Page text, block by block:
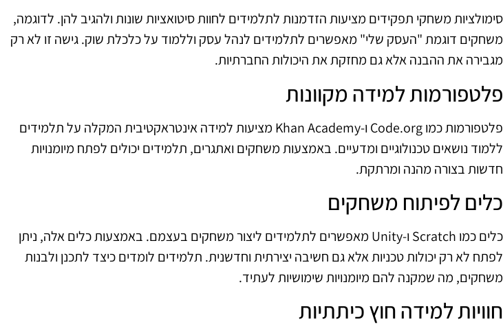
סימולציות משחקי תפקידים מציעות הזדמנות לתלמידים לחוות סיטואציות שונות ולהגיב להן. לדוגמה,
משחקים דוגמת "העסק שלי" מאפשרים לתלמידים לנהל עסק וללמוד על כלכלת שוק. גישה זו לא רק
מגבירה את ההבנה אלא גם מחזקת את היכולות החברתיות.
פלטפורמות למידה מקוונות
פלטפורמות כמו Code.org ו-Khan Academy מציעות למידה אינטראקטיבית המקלה על תלמידים
ללמוד נושאים טכנולוגיים ומדעיים. באמצעות משחקים ואתגרים, תלמידים יכולים לפתח מיומנויות
חדשות בצורה מהנה ומרתקת.
כלים לפיתוח משחקים
כלים כמו Scratch ו-Unity מאפשרים לתלמידים ליצור משחקים בעצמם. באמצעות כלים אלה, ניתן
לפתח לא רק יכולות טכניות אלא גם חשיבה יצירתית וחדשנית. תלמידים לומדים כיצד לתכנן ולבנות
משחקים, מה שמקנה להם מיומנויות שימושיות לעתיד.
חוויות למידה חוץ כיתתיות